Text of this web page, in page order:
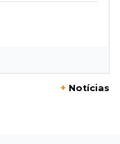
Lagoas e
+ Notícias